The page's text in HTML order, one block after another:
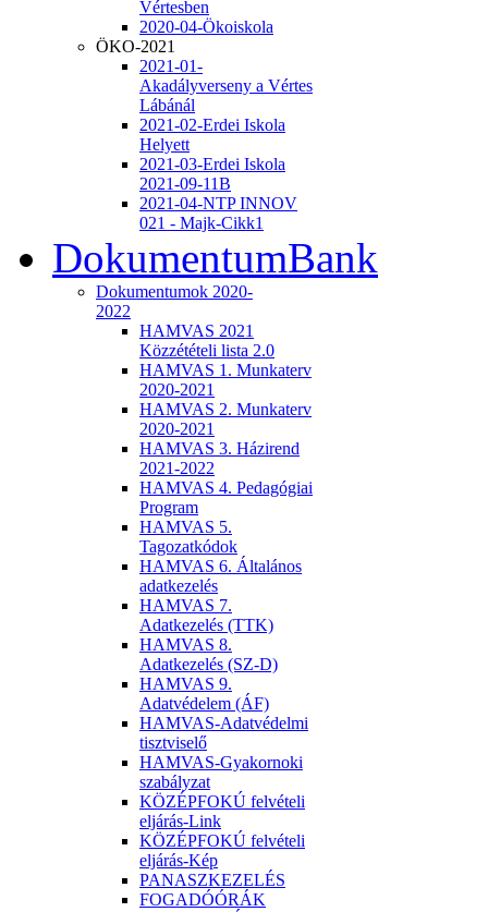
Vértesben
2020-04-Ökoiskola
ÖKO-2021
2021-01-
Akadályverseny a Vértes
Lábánál
2021-02-Erdei Iskola
Helyett
2021-03-Erdei Iskola
2021-09-11B
2021-04-NTP INNOV
021 - Majk-Cikk1
DokumentumBank
Dokumentumok 2020-
2022
HAMVAS 2021
Közzétételi lista 2.0
HAMVAS 1. Munkaterv
2020-2021
HAMVAS 2. Munkaterv
2020-2021
HAMVAS 3. Házirend
2021-2022
HAMVAS 4. Pedagógiai
Program
HAMVAS 5.
Tagozatkódok
HAMVAS 6. Általános
adatkezelés
HAMVAS 7.
Adatkezelés (TTK)
HAMVAS 8.
Adatkezelés (SZ-D)
HAMVAS 9.
Adatvédelem (ÁF)
HAMVAS-Adatvédelmi
tisztviselő
HAMVAS-Gyakornoki
szabályzat
KÖZÉPFOKÚ felvételi
eljárás-Link
KÖZÉPFOKÚ felvételi
eljárás-Kép
PANASZKEZELÉS
FOGADÓÓRÁK